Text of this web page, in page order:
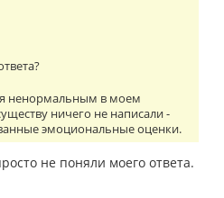
ненормальным в моем
ничего не написали -
эмоциональные оценки.
не поняли моего ответа.